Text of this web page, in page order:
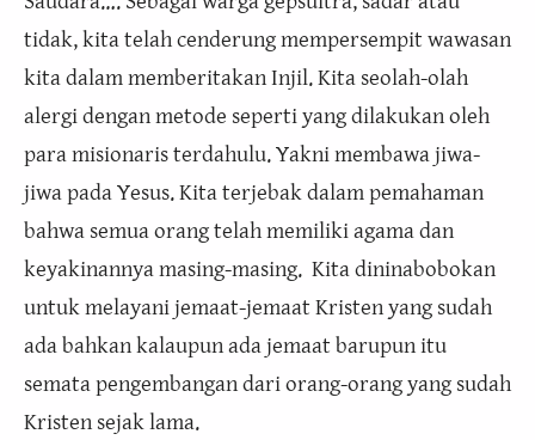
tidak, kita telah cenderung mempersempit wawasan
kita dalam memberitakan Injil. Kita seolah-olah
alergi dengan metode seperti yang dilakukan oleh
para misionaris terdahulu. Yakni membawa jiwa-
jiwa pada Yesus. Kita terjebak dalam pemahaman
bahwa semua orang telah memiliki agama dan
keyakinannya masing-masing. Kita dininabobokan
untuk melayani jemaat-jemaat Kristen yang sudah
ada bahkan kalaupun ada jemaat barupun itu
semata pengembangan dari orang-orang yang sudah
Kristen sejak lama.